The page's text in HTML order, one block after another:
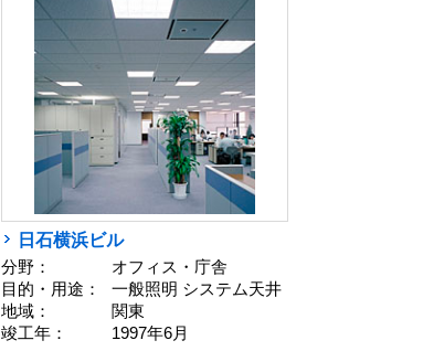
日石横浜ビル
分野：
オフィス・庁舎
目的・用途：
一般照明 システム天井
地域：
関東
竣工年：
1997年6月